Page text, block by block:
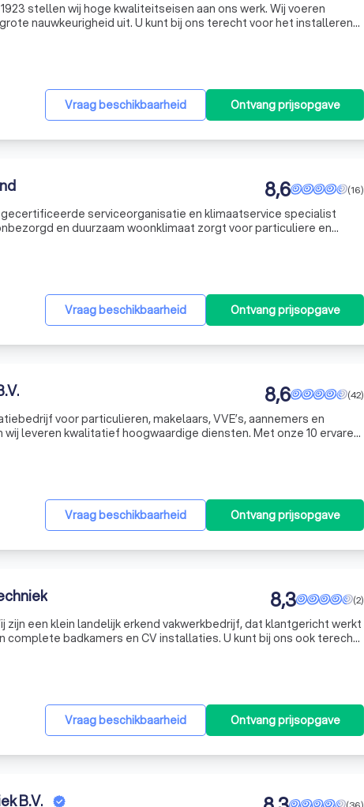
stellen wij hoge kwaliteitseisen aan ons werk. Wij voeren
nauwkeurigheid uit. U kunt bij ons terecht voor het installeren
Vraag beschikbaarheid Ontvang prijsopgave
(16)
8,6
serviceorganisatie en klimaatservice specialist
en duurzaam woonklimaat zorgt voor particuliere en
Vraag beschikbaarheid Ontvang prijsopgave
(42)
8,6
voor particulieren, makelaars, VVE’s, aannemers en
leveren kwalitatief hoogwaardige diensten. Met onze 10 ervaren
Vraag beschikbaarheid Ontvang prijsopgave
(2)
8,3
complete badkamers en CV installaties. U kunt bij ons ook terecht
Vraag beschikbaarheid Ontvang prijsopgave
B.V.